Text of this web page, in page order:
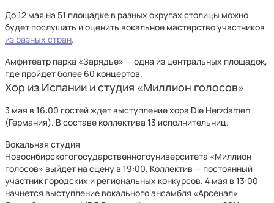
До 12 мая на 51 площадке в разных округах столицы можно
будет послушать и оценить вокальное мастерство участников
из разных стран.
Амфитеатр парка «Зарядье» — одна из центральных площадок,
где пройдет более 60 концертов.
Хор из Испании и студия «Миллион голосов»
3 мая в 16:00 гостей ждет выступление хора Die Herzdamen
(Германия). В составе коллектива 13 исполнительниц.
Вокальная студия
Новосибирскогогосударственногоуниверситета «Миллион
голосов» выйдет на сцену в 19:00. Коллектив — постоянный
участник городских и региональных конкурсов. 4 мая в 13:00
начнется выступление вокального ансамбля «Арсенал»